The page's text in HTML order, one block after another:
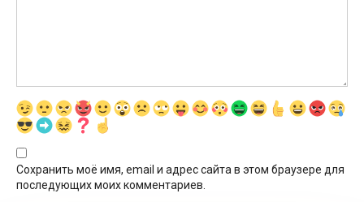
Сохранить моё имя, email и адрес сайта в этом браузере для
последующих моих комментариев.